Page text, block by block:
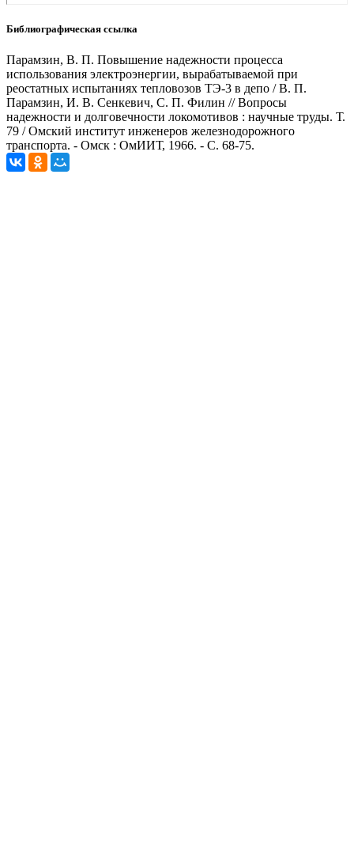
Библиографическая ссылка
Парамзин, В. П. Повышение надежности процесса
использования электроэнергии, вырабатываемой при
реостатных испытаниях тепловозов ТЭ-3 в депо / В. П.
Парамзин, И. В. Сенкевич, С. П. Филин // Вопросы
надежности и долговечности локомотивов : научные труды. Т.
79 / Омский институт инженеров железнодорожного
транспорта. - Омск : ОмИИТ, 1966. - С. 68-75.